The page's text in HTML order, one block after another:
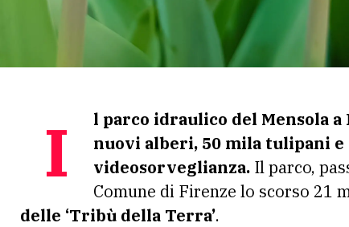
Il parco idraulico del Mensola
nuovi alberi, 50 mila tulipani
videosorveglianza. Il parco,
Comune di Firenze lo scorso 21
delle ‘Tribù della Terra’.